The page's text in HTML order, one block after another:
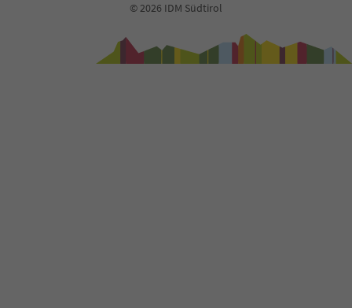
© 2026 IDM Südtirol